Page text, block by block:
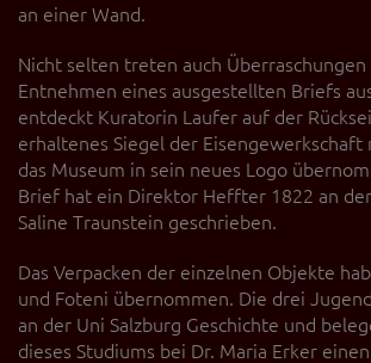
an einer Wand.
Nicht selten treten auch Überraschungen
Entnehmen eines ausgestellten Briefs
entdeckt Kuratorin Laufer auf der
erhaltenes Siegel der Eisengewerkschaft
das Museum in sein neues Logo
Brief hat ein Direktor Heffter 1822 an
Saline Traunstein geschrieben.
Das Verpacken der einzelnen Objekte
und Foteni übernommen. Die drei
an der Uni Salzburg Geschichte und
dieses Studiums bei Dr. Maria Erker